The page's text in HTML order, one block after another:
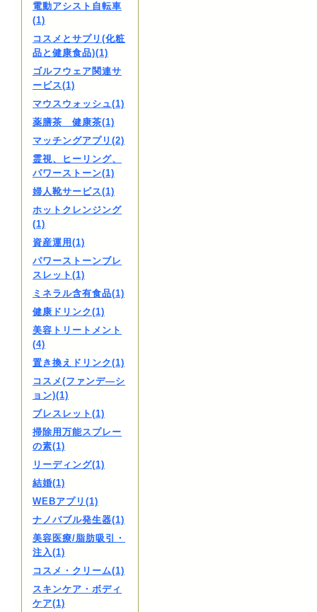
電動アシスト自転車
(1)
コスメとサプリ(化粧
品と健康食品)(1)
ゴルフウェア関連サ
ービス(1)
マウスウォッシュ(1)
薬膳茶 健康茶(1)
マッチングアプリ(2)
霊視、ヒーリング、
パワーストーン(1)
婦人靴サービス(1)
ホットクレンジング
(1)
資産運用(1)
パワーストーンブレ
スレット(1)
ミネラル含有食品(1)
健康ドリンク(1)
美容トリートメント
(4)
置き換えドリンク(1)
コスメ(ファンデ―シ
ョン)(1)
ブレスレット(1)
掃除用万能スプレー
の素(1)
リーディング(1)
結婚(1)
WEBアプリ(1)
ナノバブル発生器(1)
美容医療/脂肪吸引・
注入(1)
コスメ・クリーム(1)
スキンケア・ボディ
ケア(1)